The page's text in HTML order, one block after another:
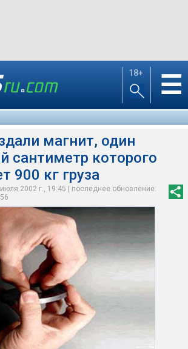
18+ ☰
магнит, один
сантиметр которого
900 кг груза
2002 г., 19:45 | последнее обновление: